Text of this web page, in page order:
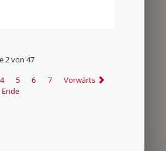
2 von 47
4 5 6 7
Vorwärts
Ende